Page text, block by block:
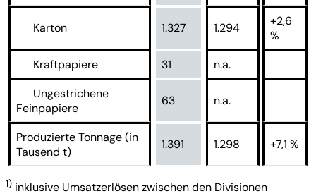
Karton 1.327 1.294
+2,6
%
Kraftpapiere
31
n.a.
Ungestrichene
Feinpapiere
63 n.a.
Produzierte Tonnage (in
Tausend t)
1.391 1.298 +7,1 %
1) inklusive Umsatzerlösen zwischen den Divisionen